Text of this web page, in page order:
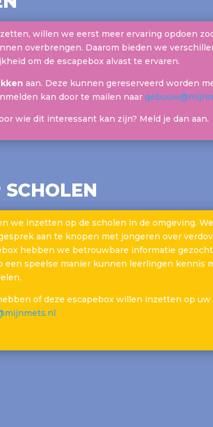
willen we eerst meer ervaring opdoen
overbrengen. Daarom bieden we
om de escapebox alvast te ervaren.
aan. Deze kunnen gereserveerd worden
kan door te mailen naar
wie dit interessant kan zijn? Meld je dan aan.
we inzetten op de scholen in de omgeving.
aan te knopen met jongeren over
hebben we betrouwbare informatie
een speelse manier kunnen leerlingen kennis
of deze escapebox willen inzetten op